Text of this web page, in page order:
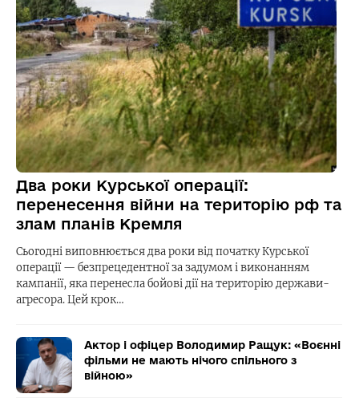
Два роки Курської операції:
перенесення війни на територію рф та
злам планів Кремля
Сьогодні виповнюється два роки від початку Курської
операції — безпрецедентної за задумом і виконанням
кампанії, яка перенесла бойові дії на територію держави-
агресора. Цей крок…
Актор і офіцер Володимир Ращук: «Воєнні
фільми не мають нічого спільного з
війною»